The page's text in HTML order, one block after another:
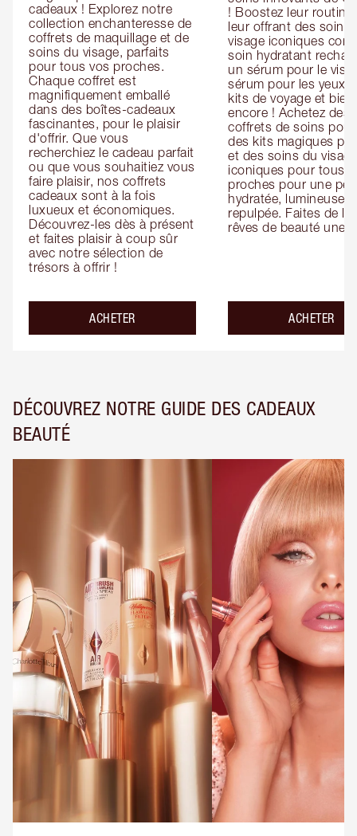
cadeaux ! Explorez notre
collection enchanteresse de
coffrets de maquillage et de
soins du visage, parfaits
pour tous vos proches.
Chaque coffret est
magnifiquement emballé
dans des boîtes-cadeaux
fascinantes, pour le plaisir
d'offrir. Que vous
recherchiez le cadeau parfait
ou que vous souhaitiez vous
faire plaisir, nos coffrets
cadeaux sont à la fois
luxueux et économiques.
Découvrez-les dès à présent
et faites plaisir à coup sûr
avec notre sélection de
trésors à offrir !
ACHETER
! Boostez leur routine
leur offrant des soins
visage iconiques
soin hydratant
un sérum pour le
sérum pour les yeux,
kits de voyage et
encore ! Achetez des
coffrets de soins
des kits magiques
et des soins du visage
iconiques pour tous
proches pour une
hydratée, lumineuse
repulpée. Faites de
rêves de beauté une
ACHETER
DÉCOUVREZ NOTRE GUIDE DES CADEAUX
BEAUTÉ